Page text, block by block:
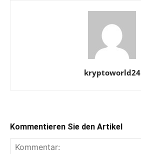
kryptoworld24
Kommentieren Sie den Artikel